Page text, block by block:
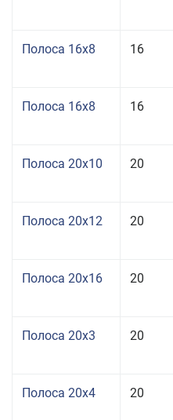
Полоса 16x8 16
Полоса 16x8 16
Полоса 20x10 20
Полоса 20x12 20
Полоса 20x16 20
Полоса 20x3 20
Полоса 20x4 20